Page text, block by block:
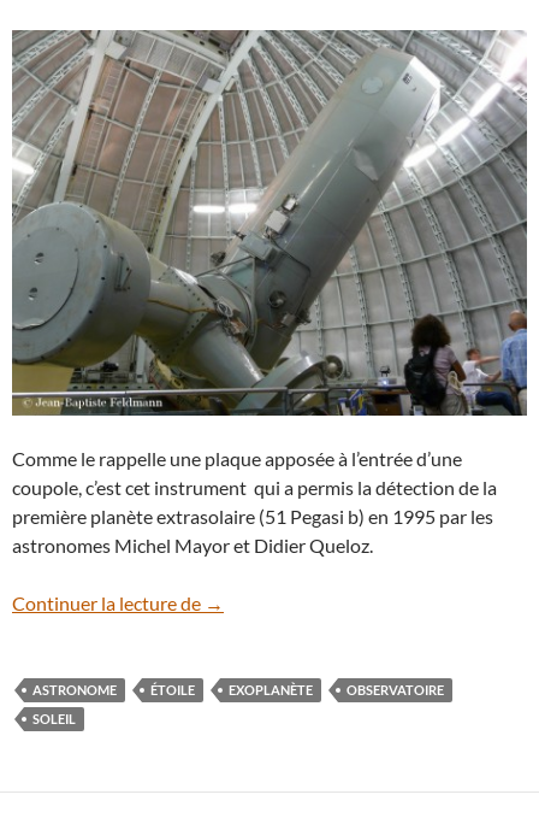
Comme le rappelle une plaque apposée à l’entrée d’une
coupole, c’est cet instrument qui a permis la détection de la
première planète extrasolaire (51 Pegasi b) en 1995 par les
astronomes Michel Mayor et Didier Queloz.
Continuer la lecture de Un télescope célèbre à l’OHP
→
ASTRONOME ÉTOILE EXOPLANÈTE
OBSERVATOIRE
SOLEIL